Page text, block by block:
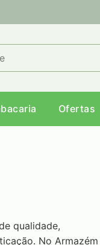
Ofertas
qualidade,
No Armazém